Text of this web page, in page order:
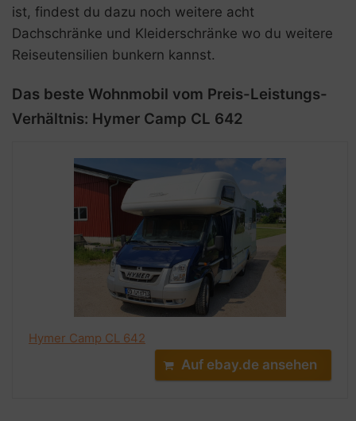
ist, findest du dazu noch weitere acht
Dachschränke und Kleiderschränke wo du weitere
Reiseutensilien bunkern kannst.
Das beste Wohnmobil vom Preis-Leistungs-
Verhältnis: Hymer Camp CL 642
Hymer Camp CL 642
Auf ebay.de ansehen